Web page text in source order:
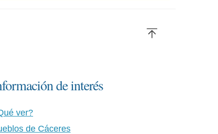
de interés
ver?
de Cáceres